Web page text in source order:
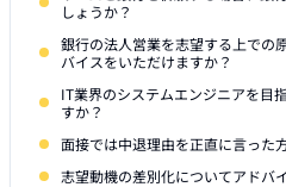
しょうか？
銀行の法人営業を志望する上での
バイスをいただけますか？
IT業界のシステムエンジニアを目
すか？
面接では中退理由を正直に言った
志望動機の差別化についてアドバ